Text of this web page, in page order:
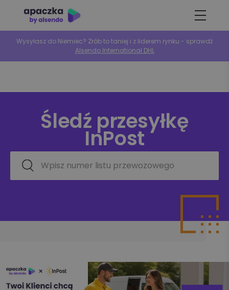
Wysyłasz do Niemiec? Zrób to taniej i z liderem rynku - sprawdź
Alsendo International DHL
Śledź przesyłkę
InPost
Wpisz numer listu przewozowego